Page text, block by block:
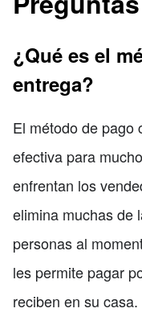
¿Qué es el
entrega?
El método de pago
efectiva para
enfrentan los
elimina muchas de
personas al
les permite pagar
reciben en su casa.